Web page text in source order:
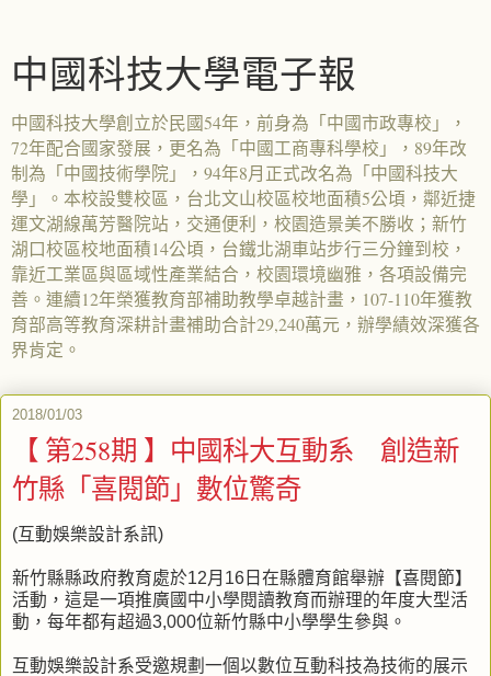
中國科技大學電子報
中國科技大學創立於民國54年，前身為「中國市政專校」，
72年配合國家發展，更名為「中國工商專科學校」，89年改
制為「中國技術學院」，94年8月正式改名為「中國科技大
學」。本校設雙校區，台北文山校區校地面積5公頃，鄰近捷
運文湖線萬芳醫院站，交通便利，校園造景美不勝收；新竹
湖口校區校地面積14公頃，台鐵北湖車站步行三分鐘到校，
靠近工業區與區域性產業結合，校園環境幽雅，各項設備完
善。連續12年榮獲教育部補助教學卓越計畫，107-110年獲教
育部高等教育深耕計畫補助合計29,240萬元，辦學績效深獲各
界肯定。
2018/01/03
【 第258期 】中國科大互動系 創造新
竹縣「喜閱節」數位驚奇
(互動娛樂設計系訊)
新竹縣縣政府教育處於12月16日在縣體育館舉辦【喜閱節】
活動，這是一項推廣國中小學閱讀教育而辦理的年度大型活
動，每年都有超過3,000位新竹縣中小學學生參與。
互動娛樂設計系受邀規劃一個以數位互動科技為技術的展示